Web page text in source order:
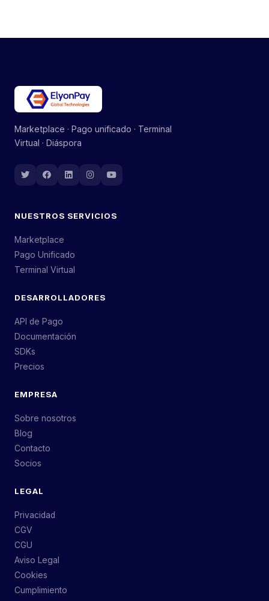
Marketplace · Pago unificado · Terminal
Virtual · Diáspora
NUESTROS SERVICIOS
Marketplace
Pago Unificado
Terminal Virtual
DESARROLLADORES
API de Pago
Documentación
SDKs
Precios
EMPRESA
Sobre nosotros
Blog
Contacto
Socios
LEGAL
Privacidad
CGV
CGU
Aviso Legal
Cookies
Cumplimiento